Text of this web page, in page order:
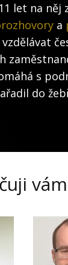
let na něj
a
s
do